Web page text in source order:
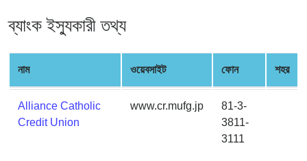
Random
Card
Generator
Generate
Credit
ব্যাংক ইস্যুকারী তথ্য
নাম ওয়েবসাইট ফোন শহর
Alliance Catholic
Credit Union
www.cr.mufg.jp
81-3-
3811-
3111